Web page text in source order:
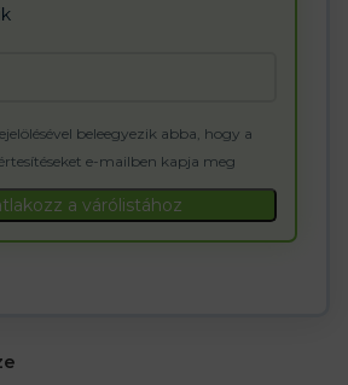
beleegyezik abba, hogy a
e-mailben kapja meg
a várólistához